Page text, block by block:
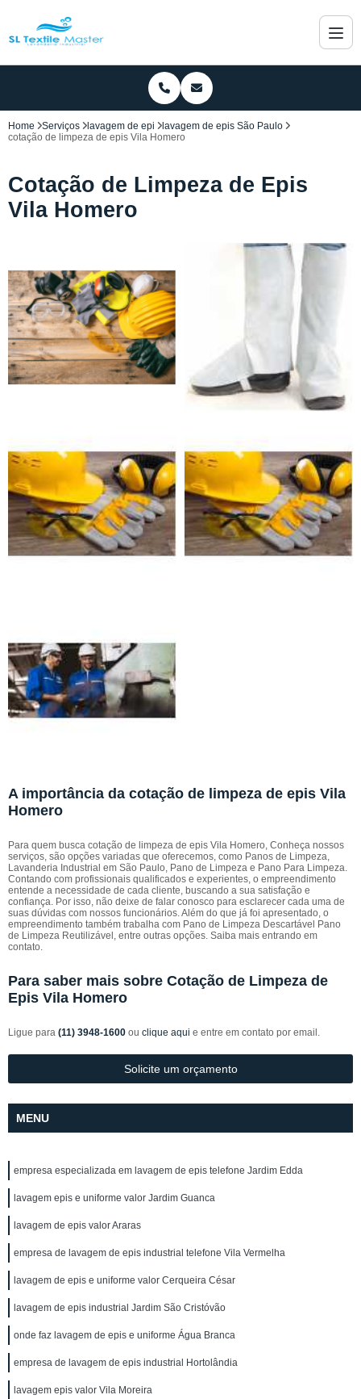
Home Serviços lavagem de epi
lavagem de epis São Paulo
cotação de limpeza de epis Vila Homero
Cotação de Limpeza de Epis
Vila Homero
A importância da cotação de limpeza de epis Vila
Homero
Para quem busca cotação de limpeza de epis Vila Homero, Conheça nossos
serviços, são opções variadas que oferecemos, como Panos de Limpeza,
Lavanderia Industrial em São Paulo, Pano de Limpeza e Pano Para Limpeza.
Contando com profissionais qualificados e experientes, o empreendimento
entende a necessidade de cada cliente, buscando a sua satisfação e
confiança. Por isso, não deixe de falar conosco para esclarecer cada uma de
suas dúvidas com nossos funcionários. Além do que já foi apresentado, o
empreendimento também trabalha com Pano de Limpeza Descartável Pano
de Limpeza Reutilizável, entre outras opções. Saiba mais entrando em
contato.
Para saber mais sobre Cotação de Limpeza de
Epis Vila Homero
Ligue para (11) 3948-1600 ou clique aqui e entre em contato por email.
Solicite um orçamento
MENU
empresa especializada em lavagem de epis telefone Jardim Edda
lavagem epis e uniforme valor Jardim Guanca
lavagem de epis valor Araras
empresa de lavagem de epis industrial telefone Vila Vermelha
lavagem de epis e uniforme valor Cerqueira César
lavagem de epis industrial Jardim São Cristóvão
onde faz lavagem de epis e uniforme Água Branca
empresa de lavagem de epis industrial Hortolândia
lavagem epis valor Vila Moreira